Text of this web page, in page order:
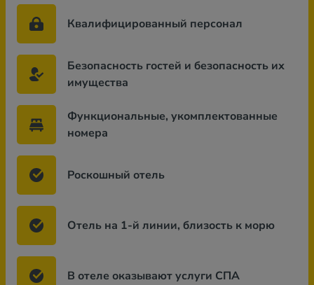
Квалифицированный персонал
Безопасность гостей и безопасность их
имущества
Функциональные, укомплектованные
номера
Роскошный отель
Отель на 1-й линии, близость к морю
В отеле оказывают услуги СПА